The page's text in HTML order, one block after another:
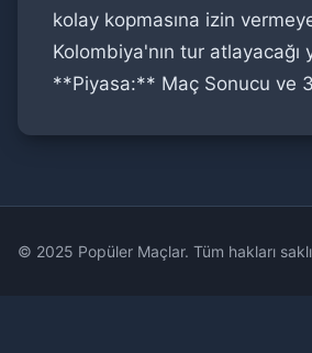
kolay kopmasına izin
Kolombiya'nın tur
**Piyasa:** Maç Sonucu ve
© 2025 Popüler Maçlar. Tüm hakları